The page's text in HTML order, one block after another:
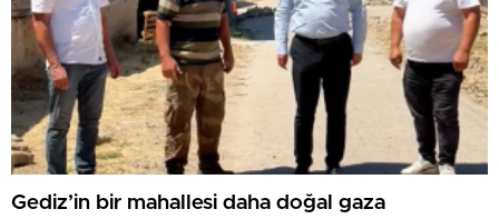
Gediz’in bir mahallesi daha doğal gaza